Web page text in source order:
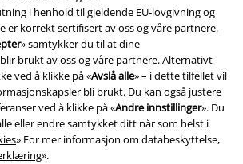
i henhold til gjeldende EU-lovgivning og
er korrekt sertifisert av oss og våre partnere.
» samtykker du til at dine
brukt av oss og våre partnere. Alternativt
ved å klikke på «Avslå alle» – i dette tilfellet vil
bli brukt. Du kan også justere
ved å klikke på «Andre innstillinger». Du
eller endre samtykket ditt når som helst i
» For mer informasjon om databeskyttelse,
».
og skatt.Frakt er ikke inkludert.
HGmbH